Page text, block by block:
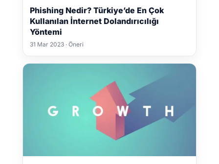
Phishing Nedir? Türkiye’de En Çok
Kullanılan İnternet Dolandırıcılığı
Yöntemi
31 Mar 2023 · Öneri